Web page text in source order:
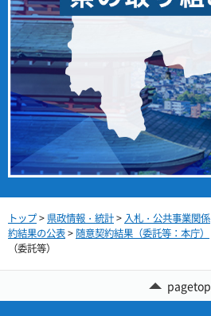
トップ> 県政情報・統計> 入札・公共事業関係
約結果の公表> 随意契約結果（委託等：本庁）
（委託等）
pagetop